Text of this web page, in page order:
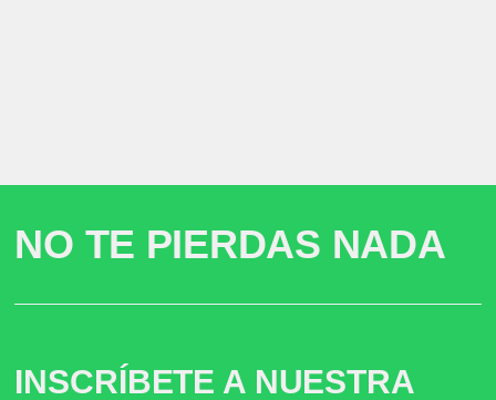
NO TE PIERDAS NADA
INSCRÍBETE A NUESTRA